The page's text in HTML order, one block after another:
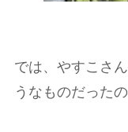
では、やすこさ
うなものだった